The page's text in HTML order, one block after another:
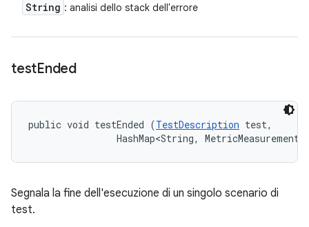
String : analisi dello stack dell'errore
testEnded
public void testEnded (TestDescription test,
HashMap<String,
Segnala la fine dell'esecuzione di un singolo scenario di
test.